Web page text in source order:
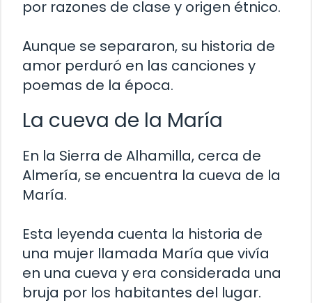
por razones de clase y origen étnico.
Aunque se separaron, su historia de
amor perduró en las canciones y
poemas de la época.
La cueva de la María
En la Sierra de Alhamilla, cerca de
Almería, se encuentra la cueva de la
María.
Esta leyenda cuenta la historia de
una mujer llamada María que vivía
en una cueva y era considerada una
bruja por los habitantes del lugar.